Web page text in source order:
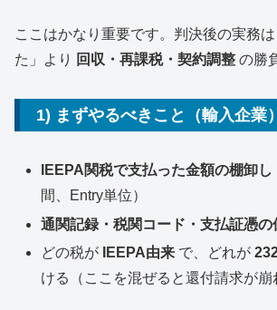
ここはかなり重要です。判決後の実務
た」より
回収・再課税・契約調整 の勝
1) まずやるべきこと（輸入企業）
IEEPA関税で支払った金額の棚卸し
間、Entry単位）
通関記録・税関コード・支払証憑の
どの税が
IEEPA由来 で、どれが
ける（ここを混ぜると還付請求が崩